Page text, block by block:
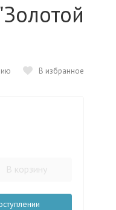
В избранное
В корзину